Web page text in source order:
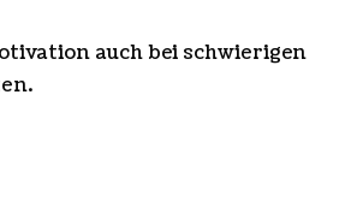
auch bei schwierigen